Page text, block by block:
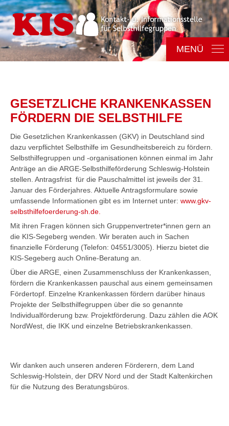
MENÜ
Selbsthilfe
Selbsthilfe in S-H
Förderung
NAKOS
Aktuelles
Kontakt
GESETZLICHE KRANKENKASSEN
FÖRDERN DIE SELBSTHILFE
Die Gesetzlichen Krankenkassen (GKV) in Deutschland sind
dazu verpflichtet Selbsthilfe im Gesundheitsbereich zu fördern.
Selbsthilfegruppen und -organisationen können einmal im Jahr
Anträge an die ARGE-Selbsthilfeförderung Schleswig-Holstein
stellen. Antragsfrist für die Pauschalmittel ist jeweils der 31.
Januar des Förderjahres. Aktuelle Antragsformulare sowie
umfassende Informationen gibt es im Internet unter: www.gkv-
selbsthilfefoerderung-sh.de.
Mit ihren Fragen können sich Gruppenvertreter*innen gern an
die KIS-Segeberg wenden. Wir beraten auch in Sachen
finanzielle Förderung (Telefon: 04551/3005). Hierzu bietet die
KIS-Segeberg auch Online-Beratung an.
Über die ARGE, einen Zusammenschluss der Krankenkassen,
fördern die Krankenkassen pauschal aus einem gemeinsamen
Fördertopf. Einzelne Krankenkassen fördern darüber hinaus
Projekte der Selbsthilfegruppen über die so genannte
Individualförderung bzw. Projektförderung. Dazu zählen die AOK
NordWest, die IKK und einzelne Betriebskrankenkassen.
Wir danken auch unseren anderen Förderern, dem Land
Schleswig-Holstein, der DRV Nord und der Stadt Kaltenkirchen
für die Nutzung des Beratungsbüros.